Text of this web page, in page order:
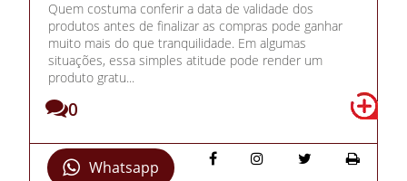
Quem costuma conferir a data de validade dos
produtos antes de finalizar as compras pode ganhar
muito mais do que tranquilidade. Em algumas
situações, essa simples atitude pode render um
produto gratu...
0
Whatsapp